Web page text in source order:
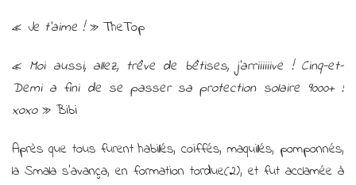
« Je t’aime !» TheTop
« Moi aussi, allez, trêve de bêtises, j’arriiiiiive ! Cinq-et-
Demi a fini de se passer sa protection solaire 9000+ !
xoxo» Bibi
Après que tous furent habillés, coiffés, maquillés, pomponnés,
la Smala s’avança, en formation tordue(2), et fut acclamée à